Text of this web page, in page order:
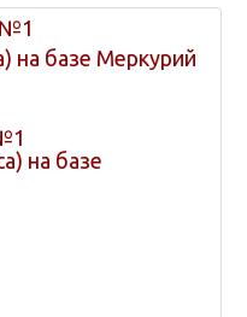
на базе